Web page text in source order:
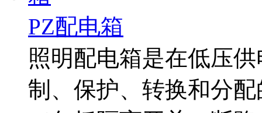
PZ配电箱
照明配电箱是在低压
制、保护、转换和分